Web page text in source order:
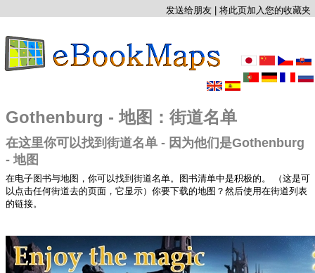
发送给朋友 将此页加入您的收藏夹
Gothenburg - 地图：街道名单
在这里你可以找到街道名单 - 因为他们是Gothenburg
- 地图
在电子图书与地图，你可以找到街道名单。图书清单中是积极的。 （这是可
以点击任何街道去的页面，它显示）你要下载的地图？然后使用在街道列表
的链接。